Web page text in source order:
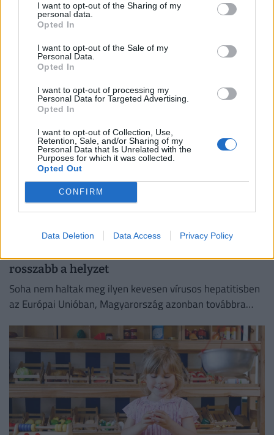
I want to opt-out of the Sharing of my
personal data.
Opted In
I want to opt-out of the Sale of my
Personal Data.
Opted In
I want to opt-out of processing my
Personal Data for Targeted Advertising.
Opted In
I want to opt-out of Collection, Use,
Retention, Sale, and/or Sharing of my
Personal Data that Is Unrelated with the
Purposes for which it was collected.
Opted Out
CONFIRM
Data Deletion Data Access Privacy Policy
a hőségriadó alatt: azonnal állj le vele, ha jót
akarsz
Összegyűjtöttük, mit mutatnak a legfrissebb kutatások:
amikor hőség van, kerüljük-e a szaunát, vagy éppen
ellenkezőleg.
Csendes gyilkos szedi áldozatait
rosszabb a helyzet
Soha nem haltak meg ilyen kevesen vírusos hepatitisben
az Európai Unióban, Magyarország azonban továbbra